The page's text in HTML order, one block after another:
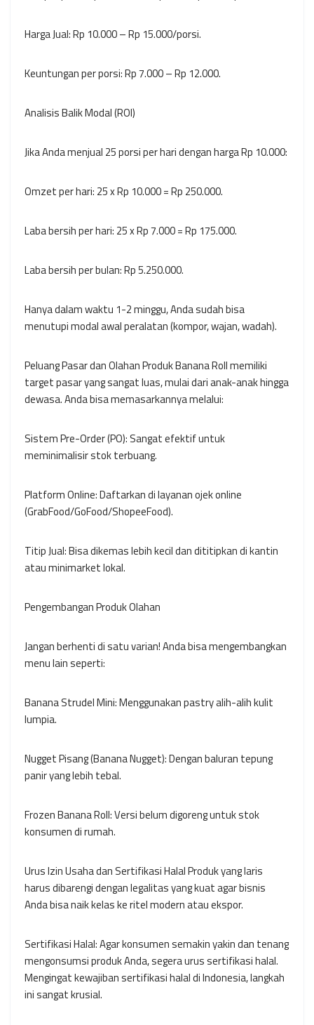
Harga Jual: Rp 10.000 – Rp 15.000/porsi.
Keuntungan per porsi: Rp 7.000 – Rp 12.000.
Analisis Balik Modal (ROI)
Jika Anda menjual 25 porsi per hari dengan harga Rp 10.000:
Omzet per hari: 25 x Rp 10.000 = Rp 250.000.
Laba bersih per hari: 25 x Rp 7.000 = Rp 175.000.
Laba bersih per bulan: Rp 5.250.000.
Hanya dalam waktu 1-2 minggu, Anda sudah bisa
menutupi modal awal peralatan (kompor, wajan, wadah).
Peluang Pasar dan Olahan Produk Banana Roll memiliki
target pasar yang sangat luas, mulai dari anak-anak hingga
dewasa. Anda bisa memasarkannya melalui:
Sistem Pre-Order (PO): Sangat efektif untuk
meminimalisir stok terbuang.
Platform Online: Daftarkan di layanan ojek online
(GrabFood/GoFood/ShopeeFood).
Titip Jual: Bisa dikemas lebih kecil dan dititipkan di kantin
atau minimarket lokal.
Pengembangan Produk Olahan
Jangan berhenti di satu varian! Anda bisa mengembangkan
menu lain seperti:
Banana Strudel Mini: Menggunakan pastry alih-alih kulit
lumpia.
Nugget Pisang (Banana Nugget): Dengan baluran tepung
panir yang lebih tebal.
Frozen Banana Roll: Versi belum digoreng untuk stok
konsumen di rumah.
Urus Izin Usaha dan Sertifikasi Halal Produk yang laris
harus dibarengi dengan legalitas yang kuat agar bisnis
Anda bisa naik kelas ke ritel modern atau ekspor.
Sertifikasi Halal: Agar konsumen semakin yakin dan tenang
mengonsumsi produk Anda, segera urus sertifikasi halal.
Mengingat kewajiban sertifikasi halal di Indonesia, langkah
ini sangat krusial.